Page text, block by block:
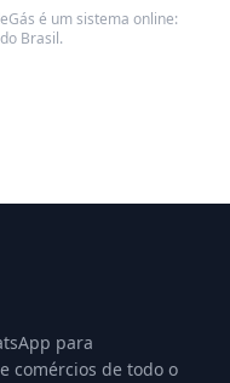
é um sistema online:
Brasil.
para
comércios de todo o